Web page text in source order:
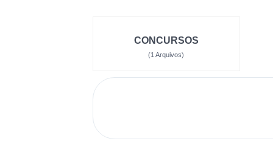
CONCURSOS
(1 Arquivos)